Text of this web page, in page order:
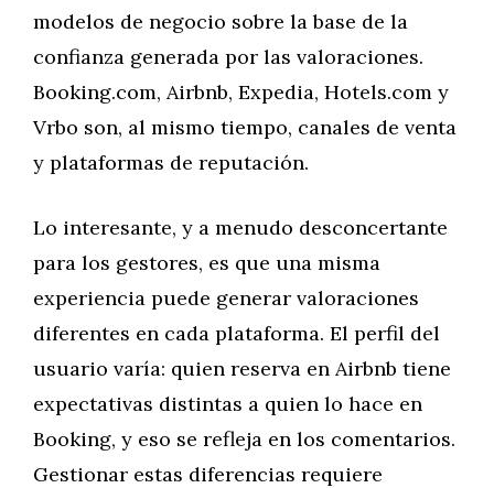
modelos de negocio sobre la base de la
confianza generada por las valoraciones.
Booking.com, Airbnb, Expedia, Hotels.com y
Vrbo son, al mismo tiempo, canales de venta
y plataformas de reputación.
Lo interesante, y a menudo desconcertante
para los gestores, es que una misma
experiencia puede generar valoraciones
diferentes en cada plataforma. El perfil del
usuario varía: quien reserva en Airbnb tiene
expectativas distintas a quien lo hace en
Booking, y eso se refleja en los comentarios.
Gestionar estas diferencias requiere